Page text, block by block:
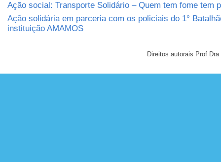
Ação social: Transporte Solidário – Quem tem fome tem
Ação solidária em parceria com os policiais do 1°
instituição AMAMOS
Direitos autorais Prof